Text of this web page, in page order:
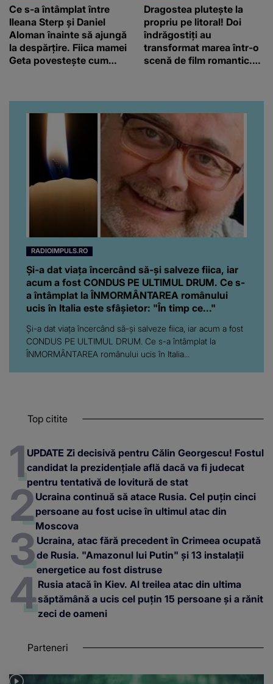
Ce s-a întâmplat între
Ileana Sterp și Daniel
Aloman înainte să ajungă
la despărțire. Fiica mamei
Geta povestește cum
denigrez.”
Dragostea plutește la
propriu pe litoral! Doi
îndrăgostiți au
transformat marea într-o
scenă de film romantic.
RADIOIMPULS.RO
Și-a dat viața încercând să-și salveze fiica, iar
acum a fost CONDUS PE ULTIMUL DRUM. Ce s-
a întâmplat la ÎNMORMÂNTAREA românului
ucis în Italia este sfâșietor: "În timp ce..."
Și-a dat viața încercând să-și salveze fiica, iar acum a fost
CONDUS PE ULTIMUL DRUM. Ce s-a întâmplat la
ÎNMORMÂNTAREA românului ucis în Italia...
Top citite
UPDATE Zi decisivă pentru Călin Georgescu! Fostul
candidat la prezidențiale află dacă va fi judecat
pentru tentativă de lovitură de stat
Ucraina continuă să atace Rusia. Cel puțin cinci
persoane au fost ucise în ultimul atac din
Moscova
Ucraina, atac fără precedent în Crimeea ocupată
de Rusia. "Amazonul lui Putin" și 13 instalații
energetice au fost distruse
Rusia atacă în Kiev. Al treilea atac din ultima
săptămână a ucis cel puțin 15 persoane și a rănit
zeci de oameni
Parteneri